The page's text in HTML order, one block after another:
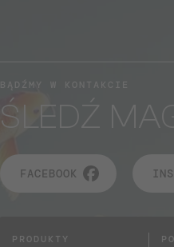
BĄDŹMY W KONTAKCIE
ŚLEDŹ
FACEBOOK
PRODUKTY